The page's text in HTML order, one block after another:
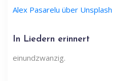
Alex Pasarelu über Unsplash
In Liedern erinnert
einundzwanzig.